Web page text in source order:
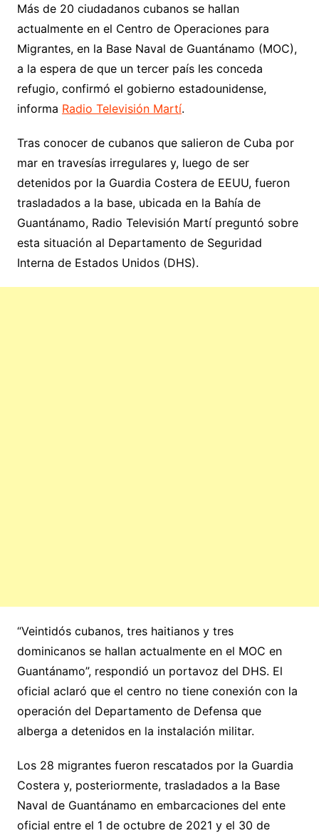
Más de 20 ciudadanos cubanos se hallan
actualmente en el Centro de Operaciones para
Migrantes, en la Base Naval de Guantánamo (MOC),
a la espera de que un tercer país les conceda
refugio, confirmó el gobierno estadounidense,
informa Radio Televisión Martí.
Tras conocer de cubanos que salieron de Cuba por
mar en travesías irregulares y, luego de ser
detenidos por la Guardia Costera de EEUU, fueron
trasladados a la base, ubicada en la Bahía de
Guantánamo, Radio Televisión Martí preguntó sobre
esta situación al Departamento de Seguridad
Interna de Estados Unidos (DHS).
“Veintidós cubanos, tres haitianos y tres
dominicanos se hallan actualmente en el MOC en
Guantánamo”, respondió un portavoz del DHS. El
oficial aclaró que el centro no tiene conexión con la
operación del Departamento de Defensa que
alberga a detenidos en la instalación militar.
Los 28 migrantes fueron rescatados por la Guardia
Costera y, posteriormente, trasladados a la Base
Naval de Guantánamo en embarcaciones del ente
oficial entre el 1 de octubre de 2021 y el 30 de